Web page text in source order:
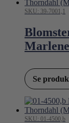
SKU: 39-7001,1
Se
SKU: 01-4500,b